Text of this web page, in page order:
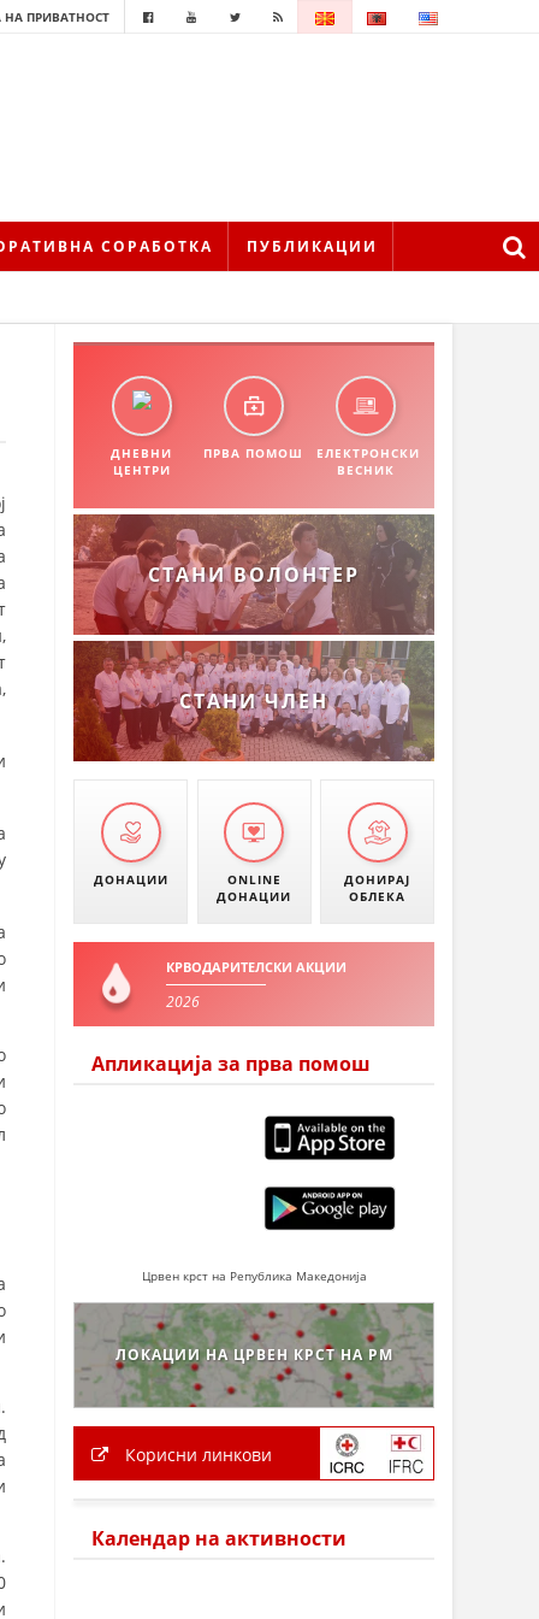
НА ПРИВАТНОСТ
СОРАБОТКА ПУБЛИКАЦИИ
ДНЕВНИ
ЦЕНТРИ
ПРВА ПОМОШ
ЕЛЕКТРОНСКИ
ВЕСНИК
СТАНИ ВОЛОНТЕР
СТАНИ ЧЛЕН
ДОНАЦИИ
ONLINE
ДОНАЦИИ
ДОНИРАЈ
ОБЛЕКА
КРВОДАРИТЕЛСКИ АКЦИИ
2026
Апликација за прва помош
Црвен крст на Република Македонија
ЛОКАЦИИ НА ЦРВЕН КРСТ НА РМ
Корисни линкови
Календар на активности